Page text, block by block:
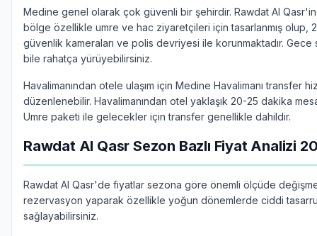
Medine genel olarak çok güvenli bir şehirdir. Rawdat Al
bölge özellikle umre ve hac ziyaretçileri için tasarlanmış olup,
güvenlik kameraları ve polis devriyesi ile korunmaktadır. Gece
bile rahatça yürüyebilirsiniz.
Havalimanından otele ulaşım için Medine Havalimanı transfer
düzenlenebilir. Havalimanından otel yaklaşık 20-25 dakika
Umre paketi ile gelecekler için transfer genellikle dahildir.
Rawdat Al Qasr Sezon Bazlı Fiyat Analizi
Rawdat Al Qasr'de fiyatlar sezona göre önemli ölçüde
rezervasyon yaparak özellikle yoğun dönemlerde ciddi
sağlayabilirsiniz.